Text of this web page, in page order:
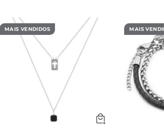
MAIS VENDIDOS MAIS